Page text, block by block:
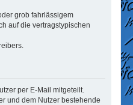
grob fahrlässigem
auf die vertragstypischen
per E-Mail mitgeteilt.
und dem Nutzer bestehende